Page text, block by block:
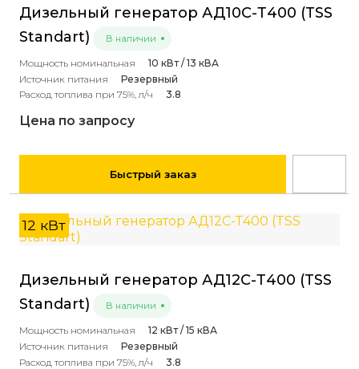
Дизельный генератор АД10С-Т400 (TSS
Standart)
В наличии
Мощность номинальная
10 кВт / 13 кВА
Источник питания
Резервный
Расход топлива при 75%, л/ч
3.8
Цена по запросу
Быстрый заказ
12 кВт
Дизельный генератор АД12С-Т400 (TSS
Standart)
В наличии
Мощность номинальная
12 кВт / 15 кВА
Источник питания
Резервный
Расход топлива при 75%, л/ч
3.8